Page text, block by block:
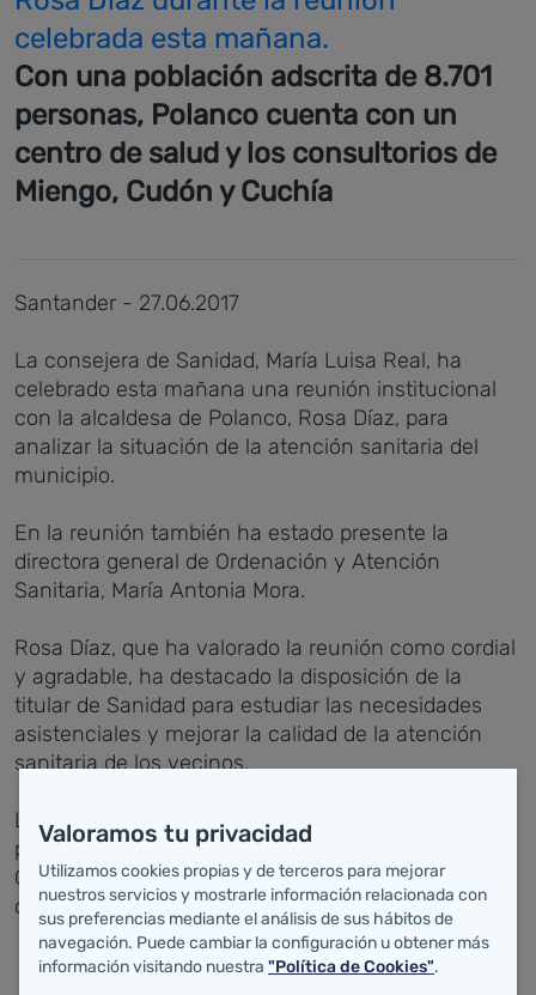
celebrada esta mañana.
Con una población adscrita de 8.701
personas, Polanco cuenta con un
centro de salud y los consultorios de
Miengo, Cudón y Cuchía
Santander - 27.06.2017
La consejera de Sanidad, María Luisa Real, ha
celebrado esta mañana una reunión institucional
con la alcaldesa de Polanco, Rosa Díaz, para
analizar la situación de la atención sanitaria del
municipio.
En la reunión también ha estado presente la
directora general de Ordenación y Atención
Sanitaria, María Antonia Mora.
Rosa Díaz, que ha valorado la reunión como cordial
y agradable, ha destacado la disposición de la
titular de Sanidad para estudiar las necesidades
asistenciales y mejorar la calidad de la atención
sanitaria de los vecinos.
La Zona Básica de Salud Polanco, con una
población adscrita de 8.701 personas, además del
Centro de Salud de Polanco cuenta con los
consultorios de Miengo, Cudón y Cuchía.
Valoramos tu privacidad
Utilizamos cookies propias y de terceros para mejorar
nuestros servicios y mostrarle información relacionada con
sus preferencias mediante el análisis de sus hábitos de
navegación. Puede cambiar la configuración u obtener más
información visitando nuestra "Política de Cookies".